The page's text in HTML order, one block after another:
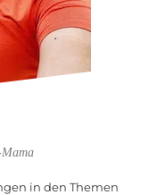
in den Themen